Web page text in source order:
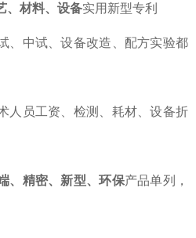
、材料、设备实用新型专利
、中试、设备改造、配方实验都
人员工资、检测、耗材、设备折
、精密、新型、环保产品单列，